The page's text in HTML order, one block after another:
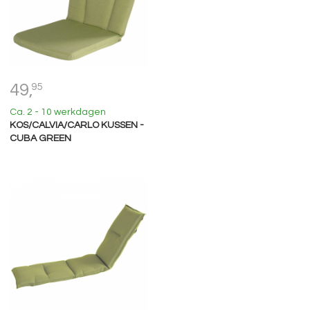
49,95
Ca. 2 - 10 werkdagen
KOS/CALVIA/CARLO KUSSEN -
CUBA GREEN